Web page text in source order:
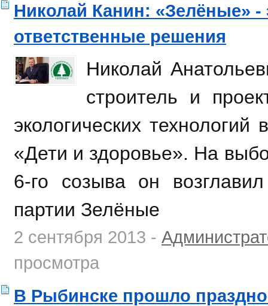
Николай Канин: «Зелёные»
ответственные решения
Николай
строитель и
экологических
«Дети и здоровье». На
6-го созыва он возглавил
партии Зелёные
2 сентября 2013 -
просмотра
В Рыбинске прошло